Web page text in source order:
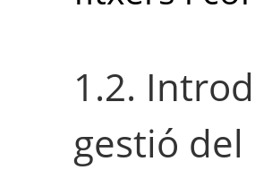
1.2.
gestió